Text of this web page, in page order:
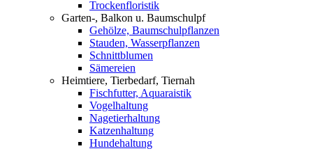
Trockenfloristik
Garten-, Balkon u. Baumschulpf
Gehölze, Baumschulpflanzen
Stauden, Wasserpflanzen
Schnittblumen
Sämereien
Heimtiere, Tierbedarf, Tiernah
Fischfutter, Aquaraistik
Vogelhaltung
Nagetierhaltung
Katzenhaltung
Hundehaltung